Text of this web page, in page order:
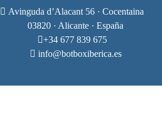
Avinguda d’Alacant 56 · Cocentaina
03820 · Alicante · España
+34 677 839 675
info@botboxiberica.es